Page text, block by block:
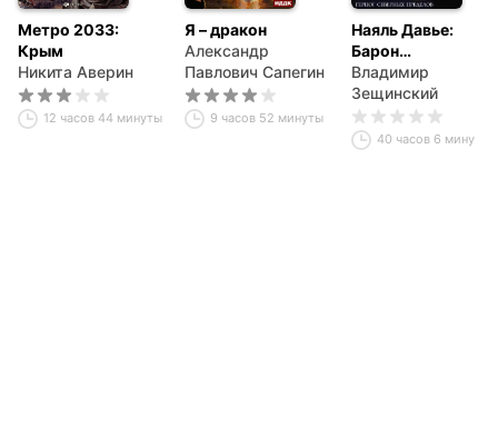
Метро 2033:
Крым
Никита Аверин
12 часов 44 минуты
Я – дракон
Александр
Павлович Сапегин
9 часов 52 минуты
Наяль Давье:
Барон
пограничья. Граф
северо-запада.
Герцог северных
пределов
Владимир
Зещинский
40 часов 6 минут